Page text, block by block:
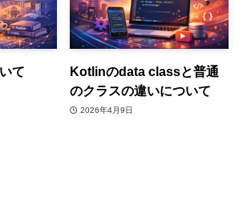
て
Kotlinのdata classと普通
のクラスの違いについて
2026年4月9日